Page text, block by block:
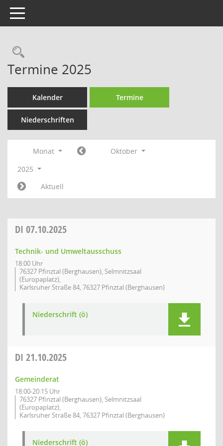
Toggle navigation
Rechercheauswahl
Termine 2025
Kalender Termine
Niederschriften
Monat
Oktober
2025
Aktuell
DI 07.10.2025
Technik- und Umweltausschuss
18:00 Uhr
76327 Pfinztal (Berghausen), Selmnitzsaal
(Europaplatz),
Karlsruher Straße 84, 76327 Pfinztal (Berghausen)
Niederschrift (ö)
DI 21.10.2025
Gemeinderat
18:00-20:15 Uhr
76327 Pfinztal (Berghausen), Selmnitzsaal
(Europaplatz),
Karlsruher Straße 84, 76327 Pfinztal (Berghausen)
Niederschrift (ö)